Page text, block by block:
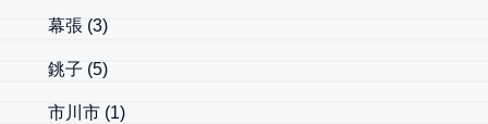
幕張 (3)
銚子 (5)
市川市 (1)